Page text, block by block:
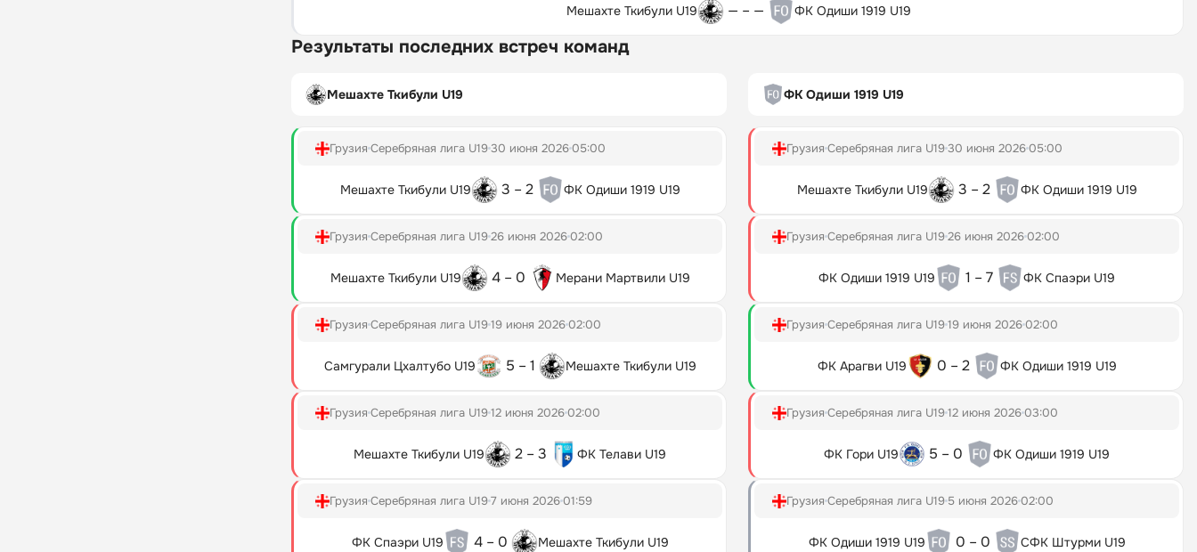
Мешахте Ткибули U19 — – — ФК Одиши 1919 U19
Результаты последних встреч команд
Мешахте Ткибули U19
Грузия Серебряная лига U1930 июня 202605:00
Мешахте Ткибули U19 3 – 2 ФК Одиши 1919 U19
Грузия Серебряная лига U1926 июня 202602:00
Мешахте Ткибули U19 4 – 0 Мерани Мартвили U19
Грузия Серебряная лига U1919 июня 202602:00
Самгурали Цхалтубо U19 5 – 1 Мешахте Ткибули U19
Грузия Серебряная лига U1912 июня 202602:00
Мешахте Ткибули U19 2 – 3 ФК Телави U19
Грузия Серебряная лига U197 июня 202601:59
ФК Спаэри U19 4 – 0 Мешахте Ткибули U19
ФК Одиши 1919 U19
Грузия Серебряная лига U1930 июня 202605:00
Мешахте Ткибули U19 3 – 2 ФК Одиши 1919 U19
Грузия Серебряная лига U1926 июня 202602:00
ФК Одиши 1919 U19 1 – 7 ФК Спаэри U19
Грузия Серебряная лига U1919 июня 202602:00
ФК Арагви U19 0 – 2 ФК Одиши 1919 U19
Грузия Серебряная лига U1912 июня 202603:00
ФК Гори U19 5 – 0 ФК Одиши 1919 U19
Грузия Серебряная лига U19 5 июня 202602:00
ФК Одиши 1919 U19 0 – 0 СФК Штурми U19